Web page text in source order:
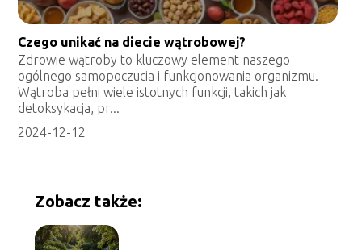
Czego unikać na diecie wątrobowej?
Zdrowie wątroby to kluczowy element naszego
ogólnego samopoczucia i funkcjonowania organizmu.
Wątroba pełni wiele istotnych funkcji, takich jak
detoksykacja, pr...
2024-12-12
Zobacz także: